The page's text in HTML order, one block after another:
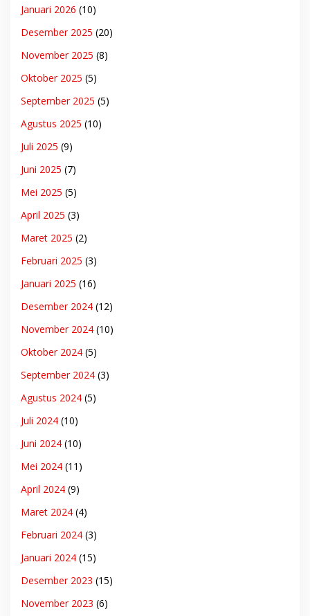
Januari 2026 (10)
Desember 2025 (20)
November 2025 (8)
Oktober 2025 (5)
September 2025 (5)
Agustus 2025 (10)
Juli 2025 (9)
Juni 2025 (7)
Mei 2025 (5)
April 2025 (3)
Maret 2025 (2)
Februari 2025 (3)
Januari 2025 (16)
Desember 2024 (12)
November 2024 (10)
Oktober 2024 (5)
September 2024 (3)
Agustus 2024 (5)
Juli 2024 (10)
Juni 2024 (10)
Mei 2024 (11)
April 2024 (9)
Maret 2024 (4)
Februari 2024 (3)
Januari 2024 (15)
Desember 2023 (15)
November 2023 (6)